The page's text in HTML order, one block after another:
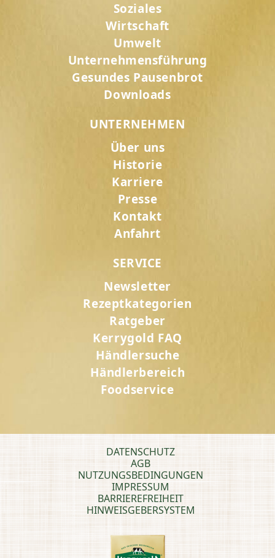
Soziales
Wirtschaft
Umwelt
Unternehmensführung
Gesundes Pausenbrot
Downloads
UNTERNEHMEN
Über uns
Historie
Karriere
Presse
Kontakt
Anfahrt
SERVICE
Newsletter
Rezeptkategorien
Ratgeber
Kerrygold FAQ
Händlersuche
Händlerbereich
Foodservice
DATENSCHUTZ
AGB
NUTZUNGSBEDINGUNGEN
IMPRESSUM
BARRIEREFREIHEIT
HINWEISGEBERSYSTEM